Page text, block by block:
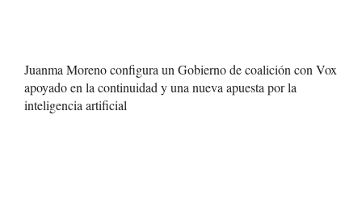
Juanma Moreno configura un Gobierno de coalición con Vox
apoyado en la continuidad y una nueva apuesta por la
inteligencia artificial